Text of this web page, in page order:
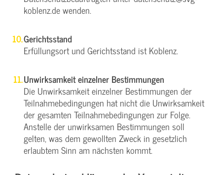
koblenz.de wenden.
Gerichtsstand
Erfüllungsort und Gerichtsstand ist Koblenz.
Unwirksamkeit einzelner Bestimmungen
Die Unwirksamkeit einzelner Bestimmungen der
Teilnahmebedingungen hat nicht die Unwirksamkeit
der gesamten Teilnahmebedingungen zur Folge.
Anstelle der unwirksamen Bestimmungen soll
gelten, was dem gewollten Zweck in gesetzlich
erlaubtem Sinn am nächsten kommt.